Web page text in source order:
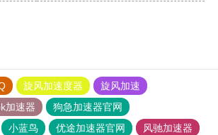
旋风加速度器
旋风加速
加速器
狗急加速器官网
小蓝鸟 优途加速器官网
风驰加速器